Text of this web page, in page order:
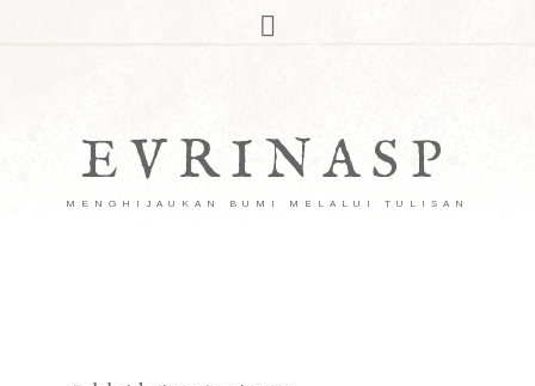
EVRINASP
MENGHIJAUKAN BUMI MELALUI TULISAN